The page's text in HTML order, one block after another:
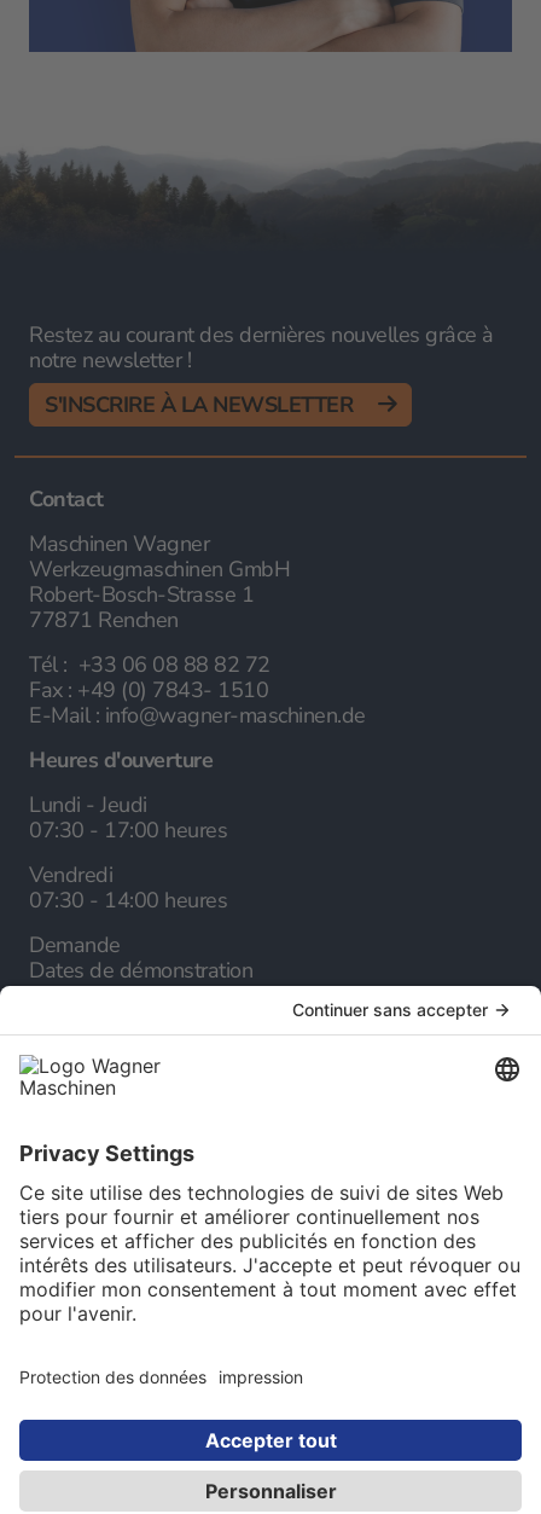
Restez au courant des dernières nouvelles grâce à
notre newsletter !
S'INSCRIRE À LA NEWSLETTER
Contact
Maschinen Wagner
Werkzeugmaschinen GmbH
Robert-Bosch-Strasse 1
77871 Renchen
Tél : +33 06 08 88 82 72
Fax : +49 (0) 7843- 1510
E-Mail : info@wagner-maschinen.de
Heures d'ouverture
Lundi - Jeudi
07:30 - 17:00 heures
Vendredi
07:30 - 14:00 heures
Demande
Dates de démonstration
A propos de nous
Carrière
Newsletter
Choix de la langue
Français
© 2025 Maschinen Wagner Werkzeugmaschinen
GmbH. Tous droits réservés